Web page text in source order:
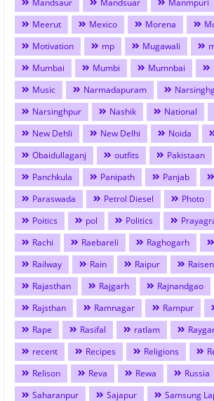
Meerut
Mexico Morena
Motivation
mp Mugawali
Mumbai
Mumbi Mumnbai
Music
Narmadapuram
Narsinghpur
Nashik National
New Dehli
New Delhi Noida
Obaidullaganj
outfits Pakistaan
Panchkula
Panipath Panjab
Paraswada
Petrol Diesel Photo
Poitics
pol Politics
Rachi
Raebareli Raghogarh
Railway
Rain Raipur Raisen
Rajasthan
Rajgarh Rajnandgao
Rajsthan
Ramnagar Rampur
Rape
Rasifal ratlam
recent
Recipes Religions
Relison
Reva Rewa Russia
Saharanpur
Sajapur
Samsung